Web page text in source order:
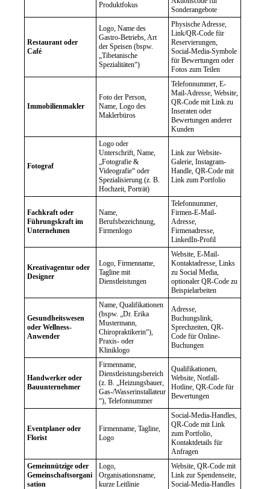
Produktfokus
Sonderangebote
Restaurant oder
Café
Logo, Name des
Gastro-Betriebs, Art
der Speisen (bspw.
„Tibetanische
Spezialitäten“)
Physische Adresse,
Link/QR-Code für
Reservierungen,
Social-Media-Symbole
für Bewertungen oder
Fotos zum Teilen
Immobilienmakler
Foto der Person,
Name, Logo des
Maklerbüros
Telefonnummer, E-
Mail-Adresse, Website,
QR-Code mit Link zu
Inseraten oder
Bewertungen anderer
Kunden
Fotograf
Logo oder
Unterschrift, Name,
„Fotografie &
Videografie“ oder
Spezialisierung (z. B.
Hochzeit, Porträt)
Link zur Website-
Galerie, Instagram-
Handle, QR-Code mit
Link zum Portfolio
Fachkraft oder
Führungskraft im
Unternehmen
Name,
Berufsbezeichnung,
Firmenlogo
Telefonnummer,
Firmen-E-Mail-
Adresse,
Firmenadresse,
LinkedIn-Profil
Kreativagentur oder
Designer
Logo, Firmenname,
Tagline mit
Dienstleistungen
Website, E-Mail-
Kontaktadresse, Links
zu Social Media,
optionaler QR-Code zu
Beispielarbeiten
Gesundheitswesen
oder Wellness-
Anwender
Name, Qualifikationen
(bspw. „Dr. Erika
Mustermann,
Chiropraktikerin“),
Praxis- oder
Kliniklogo
Adresse,
Buchungslink,
Sprechzeiten, QR-
Code für Online-
Buchungen
Handwerker oder
Bauunternehmer
Firmenname,
Dienstleistungsbereich
(z. B. „Heizungsbauer,
Gas-/Wasserinstallateur
“), Telefonnummer
Qualifikationen,
Website, Notfall-
Hotline, QR-Code für
Bewertungen
Eventplaner oder
Florist
Firmenname, Tagline,
Logo
Social-Media-Handles,
QR-Code mit Link
zum Portfolio,
Kontaktdetails für
Anfragen
Gemeinnützige oder
Gemeinschaftsorgani
sation
Logo,
Organisationsname,
kurze Leitlinie
Website, QR-Code mit
Link zur Spendenseite,
Social-Media-Handles